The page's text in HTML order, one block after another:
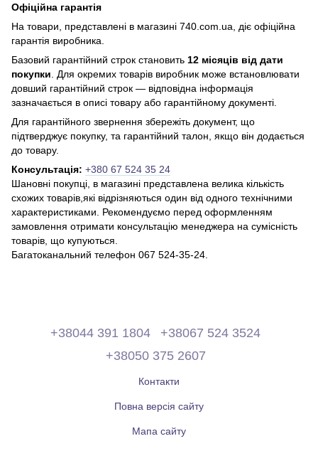
Офіційна гарантія
На товари, представлені в магазині 740.com.ua, діє офіційна
гарантія виробника.
Базовий гарантійний строк становить 12 місяців від дати
покупки . Для окремих товарів виробник може встановлювати
довший гарантійний строк — відповідна інформація
зазначається в описі товару або гарантійному документі.
Для гарантійного звернення збережіть документ, що
підтверджує покупку, та гарантійний талон, якщо він додається
до товару.
Консультація: +380 67 524 35 24
Шановні покупці, в магазині представлена ​​велика кількість
схожих товарів,які відрізняються один від одного технічними
характеристиками. Рекомендуємо перед оформленням
замовлення отримати консультацію менеджера на сумісність
товарів, що купуються.
Багатоканальний телефон 067 524-35-24.
+38044 391 1804
+38067 524 3524
+38050 375 2607
Контакти
Повна версія сайту
Мапа сайту